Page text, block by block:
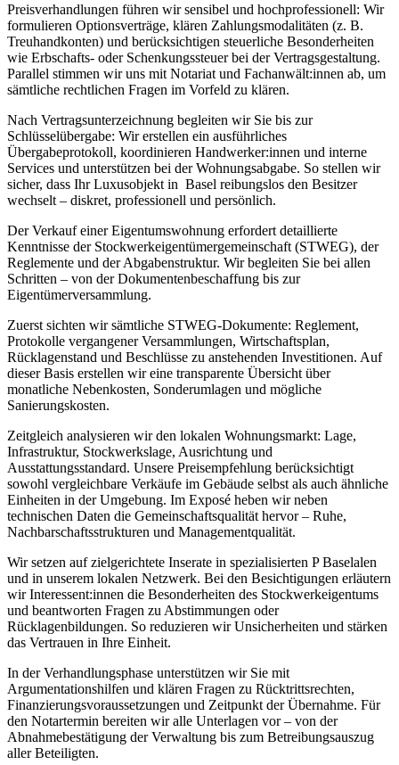
Preisverhandlungen führen wir sensibel und hochprofessionell: Wir
formulieren Optionsverträge, klären Zahlungsmodalitäten (z. B.
Treuhandkonten) und berücksichtigen steuerliche Besonderheiten
wie Erbschafts- oder Schenkungssteuer bei der Vertragsgestaltung.
Parallel stimmen wir uns mit Notariat und Fachanwält:innen ab, um
sämtliche rechtlichen Fragen im Vorfeld zu klären.
Nach Vertragsunterzeichnung begleiten wir Sie bis zur
Schlüsselübergabe: Wir erstellen ein ausführliches
Übergabeprotokoll, koordinieren Handwerker:innen und interne
Services und unterstützen bei der Wohnungsabgabe. So stellen wir
sicher, dass Ihr Luxusobjekt in Basel reibungslos den Besitzer
wechselt – diskret, professionell und persönlich.
Der Verkauf einer Eigentumswohnung erfordert detaillierte
Kenntnisse der Stockwerkeigentümergemeinschaft (STWEG), der
Reglemente und der Abgabenstruktur. Wir begleiten Sie bei allen
Schritten – von der Dokumentenbeschaffung bis zur
Eigentümerversammlung.
Zuerst sichten wir sämtliche STWEG-Dokumente: Reglement,
Protokolle vergangener Versammlungen, Wirtschaftsplan,
Rücklagenstand und Beschlüsse zu anstehenden Investitionen. Auf
dieser Basis erstellen wir eine transparente Übersicht über
monatliche Nebenkosten, Sonderumlagen und mögliche
Sanierungskosten.
Zeitgleich analysieren wir den lokalen Wohnungsmarkt: Lage,
Infrastruktur, Stockwerkslage, Ausrichtung und
Ausstattungsstandard. Unsere Preisempfehlung berücksichtigt
sowohl vergleichbare Verkäufe im Gebäude selbst als auch ähnliche
Einheiten in der Umgebung. Im Exposé heben wir neben
technischen Daten die Gemeinschaftsqualität hervor – Ruhe,
Nachbarschaftsstrukturen und Managementqualität.
Wir setzen auf zielgerichtete Inserate in spezialisierten P Baselalen
und in unserem lokalen Netzwerk. Bei den Besichtigungen erläutern
wir Interessent:innen die Besonderheiten des Stockwerkeigentums
und beantworten Fragen zu Abstimmungen oder
Rücklagenbildungen. So reduzieren wir Unsicherheiten und stärken
das Vertrauen in Ihre Einheit.
In der Verhandlungsphase unterstützen wir Sie mit
Argumentationshilfen und klären Fragen zu Rücktrittsrechten,
Finanzierungsvoraussetzungen und Zeitpunkt der Übernahme. Für
den Notartermin bereiten wir alle Unterlagen vor – von der
Abnahmebestätigung der Verwaltung bis zum Betreibungsauszug
aller Beteiligten.